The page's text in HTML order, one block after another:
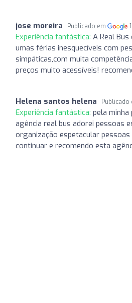
jose moreira Publicado em
Experiência fantástica: A Real
umas férias inesquecíveis com
simpáticas,com muita
preços muito acessíveis!
Helena santos helena Publicado
Experiência fantástica: pela minha
agência real bus adorei pessoas
organização espetacular
continuar e recomendo esta